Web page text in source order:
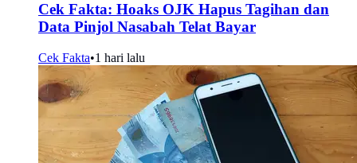
Cek Fakta: Hoaks OJK Hapus Tagihan dan
Data Pinjol Nasabah Telat Bayar
Cek Fakta•1 hari lalu